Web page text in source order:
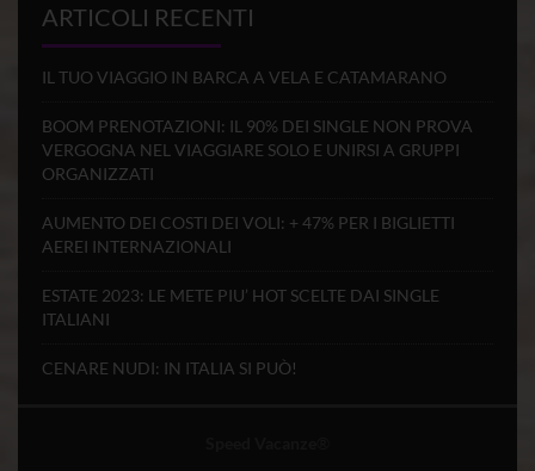
ARTICOLI RECENTI
IL TUO VIAGGIO IN BARCA A VELA E CATAMARANO
BOOM PRENOTAZIONI: IL 90% DEI SINGLE NON PROVA
VERGOGNA NEL VIAGGIARE SOLO E UNIRSI A GRUPPI
ORGANIZZATI
AUMENTO DEI COSTI DEI VOLI: + 47% PER I BIGLIETTI
AEREI INTERNAZIONALI
ESTATE 2023: LE METE PIU’ HOT SCELTE DAI SINGLE
ITALIANI
CENARE NUDI: IN ITALIA SI PUÒ!